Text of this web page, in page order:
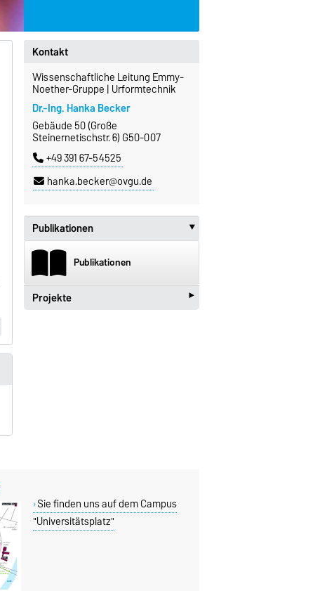
Kontakt
Wissenschaftliche Leitung Emmy-
Noether-Gruppe | Urformtechnik
Dr.-Ing. Hanka Becker
Gebäude 50 (Große
Steinernetischstr. 6) G50-007
+49 391 67-54525
hanka.becker@ovgu.de
Publikationen ‣
Publikationen
Projekte ‣
Sie finden uns auf dem Campus
"Universitätsplatz"